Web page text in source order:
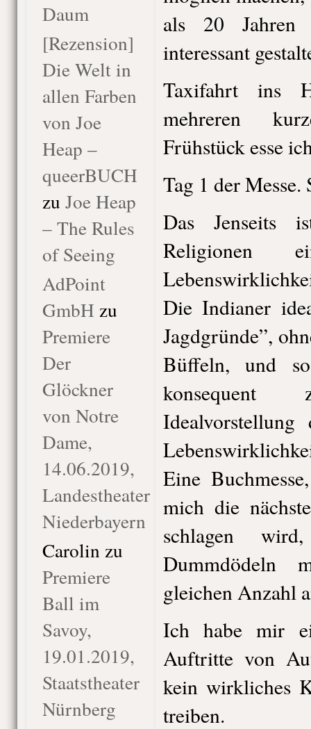
Daum
[Rezension]
Die Welt in
allen Farben
von Joe
Heap –
queerBUCH
zu Joe Heap
– The Rules
of Seeing
AdPoint
GmbH zu
Premiere
Der
Glöckner
von Notre
Dame,
14.06.2019,
Landestheater
Niederbayern
Carolin zu
Premiere
Ball im
Savoy,
19.01.2019,
Staatstheater
Nürnberg
als 20 Jahren
interessant
Taxifahrt ins
mehreren
Frühstück esse
Tag 1 der
Das Jenseits
Religionen
Die Indianer
Jagdgründe”,
Büffeln, und
Idealvorstellung
Eine
mich die
schlagen
gleichen Anzahl
Ich habe mir
Auftritte von
kein wirkliches
treiben.